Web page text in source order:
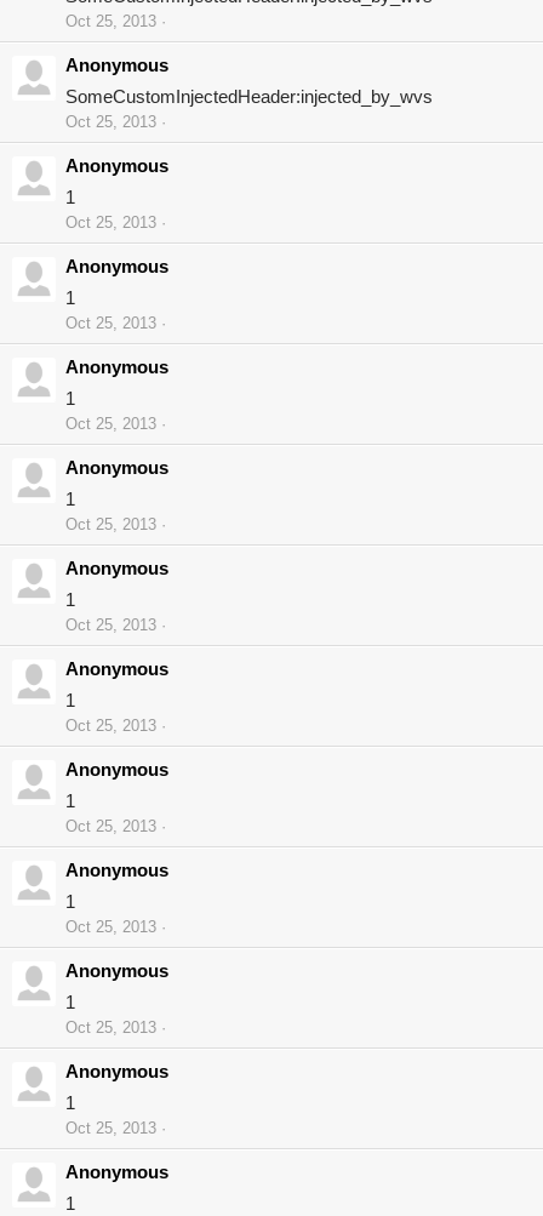
Oct 25, 2013
Anonymous
SomeCustomInjectedHeader:injected_by_wvs
Oct 25, 2013
Anonymous
1
Oct 25, 2013
Anonymous
1
Oct 25, 2013
Anonymous
1
Oct 25, 2013
Anonymous
1
Oct 25, 2013
Anonymous
1
Oct 25, 2013
Anonymous
1
Oct 25, 2013
Anonymous
1
Oct 25, 2013
Anonymous
1
Oct 25, 2013
Anonymous
1
Oct 25, 2013
Anonymous
1
Oct 25, 2013
Anonymous
1